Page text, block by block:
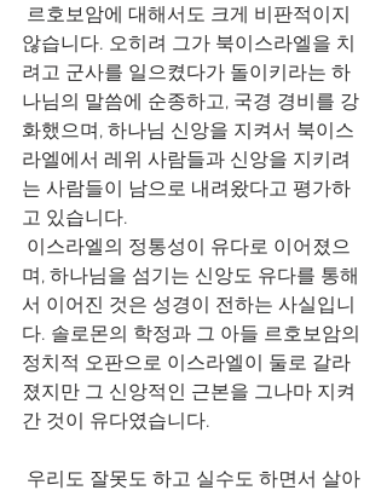
않습니다. 오히려 그가 북이스라엘을 치
려고 군사를 일으켰다가 돌이키라는 하
나님의 말씀에 순종하고, 국경 경비를 강
화했으며, 하나님 신앙을 지켜서 북이스
라엘에서 레위 사람들과 신앙을 지키려
는 사람들이 남으로 내려왔다고 평가하
고 있습니다.
며, 하나님을 섬기는 신앙도 유다를 통해
서 이어진 것은 성경이 전하는 사실입니
다. 솔로몬의 학정과 그 아들 르호보암의
정치적 오판으로 이스라엘이 둘로 갈라
졌지만 그 신앙적인 근본을 그나마 지켜
간 것이 유다였습니다.